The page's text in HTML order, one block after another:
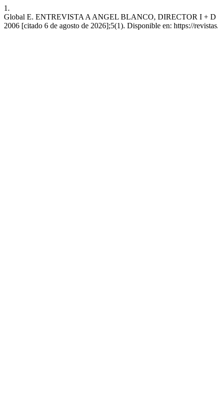
1.
Global E. ENTREVISTA A ANGEL BLANCO, DIRECTOR I +
2006 [citado 6 de agosto de 2026];5(1). Disponible en: https://